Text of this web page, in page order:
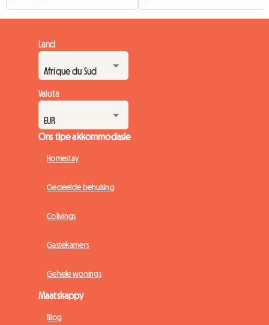
Land
Valuta
Ons tipe akkommodasie
Homestay
Gedeelde behuising
Colivings
Gastekamers
Gehele wonings
Maatskappy
Blog